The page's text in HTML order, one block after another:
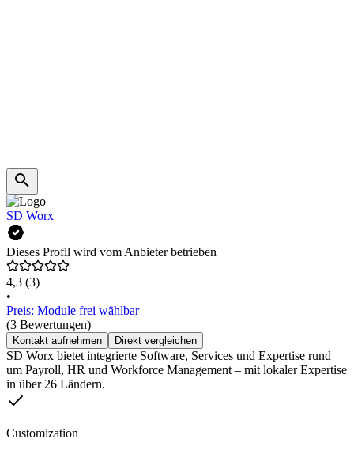
SD Worx
Dieses Profil wird vom Anbieter betrieben
4,3 (3)
•
Preis: Module frei wählbar
(3 Bewertungen)
Kontakt aufnehmen Direkt vergleichen
SD Worx bietet integrierte Software, Services und Expertise rund
um Payroll, HR und Workforce Management – mit lokaler Expertise
in über 26 Ländern.
Customization